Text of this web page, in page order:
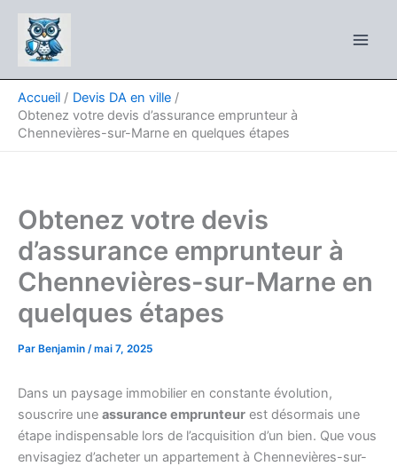
contenu
Accueil
Devis DA en ville
Obtenez votre devis d’assurance emprunteur à
Chennevières-sur-Marne en quelques étapes
Obtenez votre devis
d’assurance emprunteur à
Chennevières-sur-Marne en
quelques étapes
Par Benjamin /mai 7, 2025
Dans un paysage immobilier en constante évolution,
souscrire une assurance emprunteur est désormais une
étape indispensable lors de l’acquisition d’un bien. Que vous
envisagiez d’acheter un appartement à Chennevières-sur-